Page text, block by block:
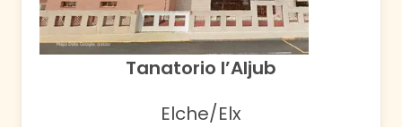
Tanatorio l’Aljub
Elche/Elx